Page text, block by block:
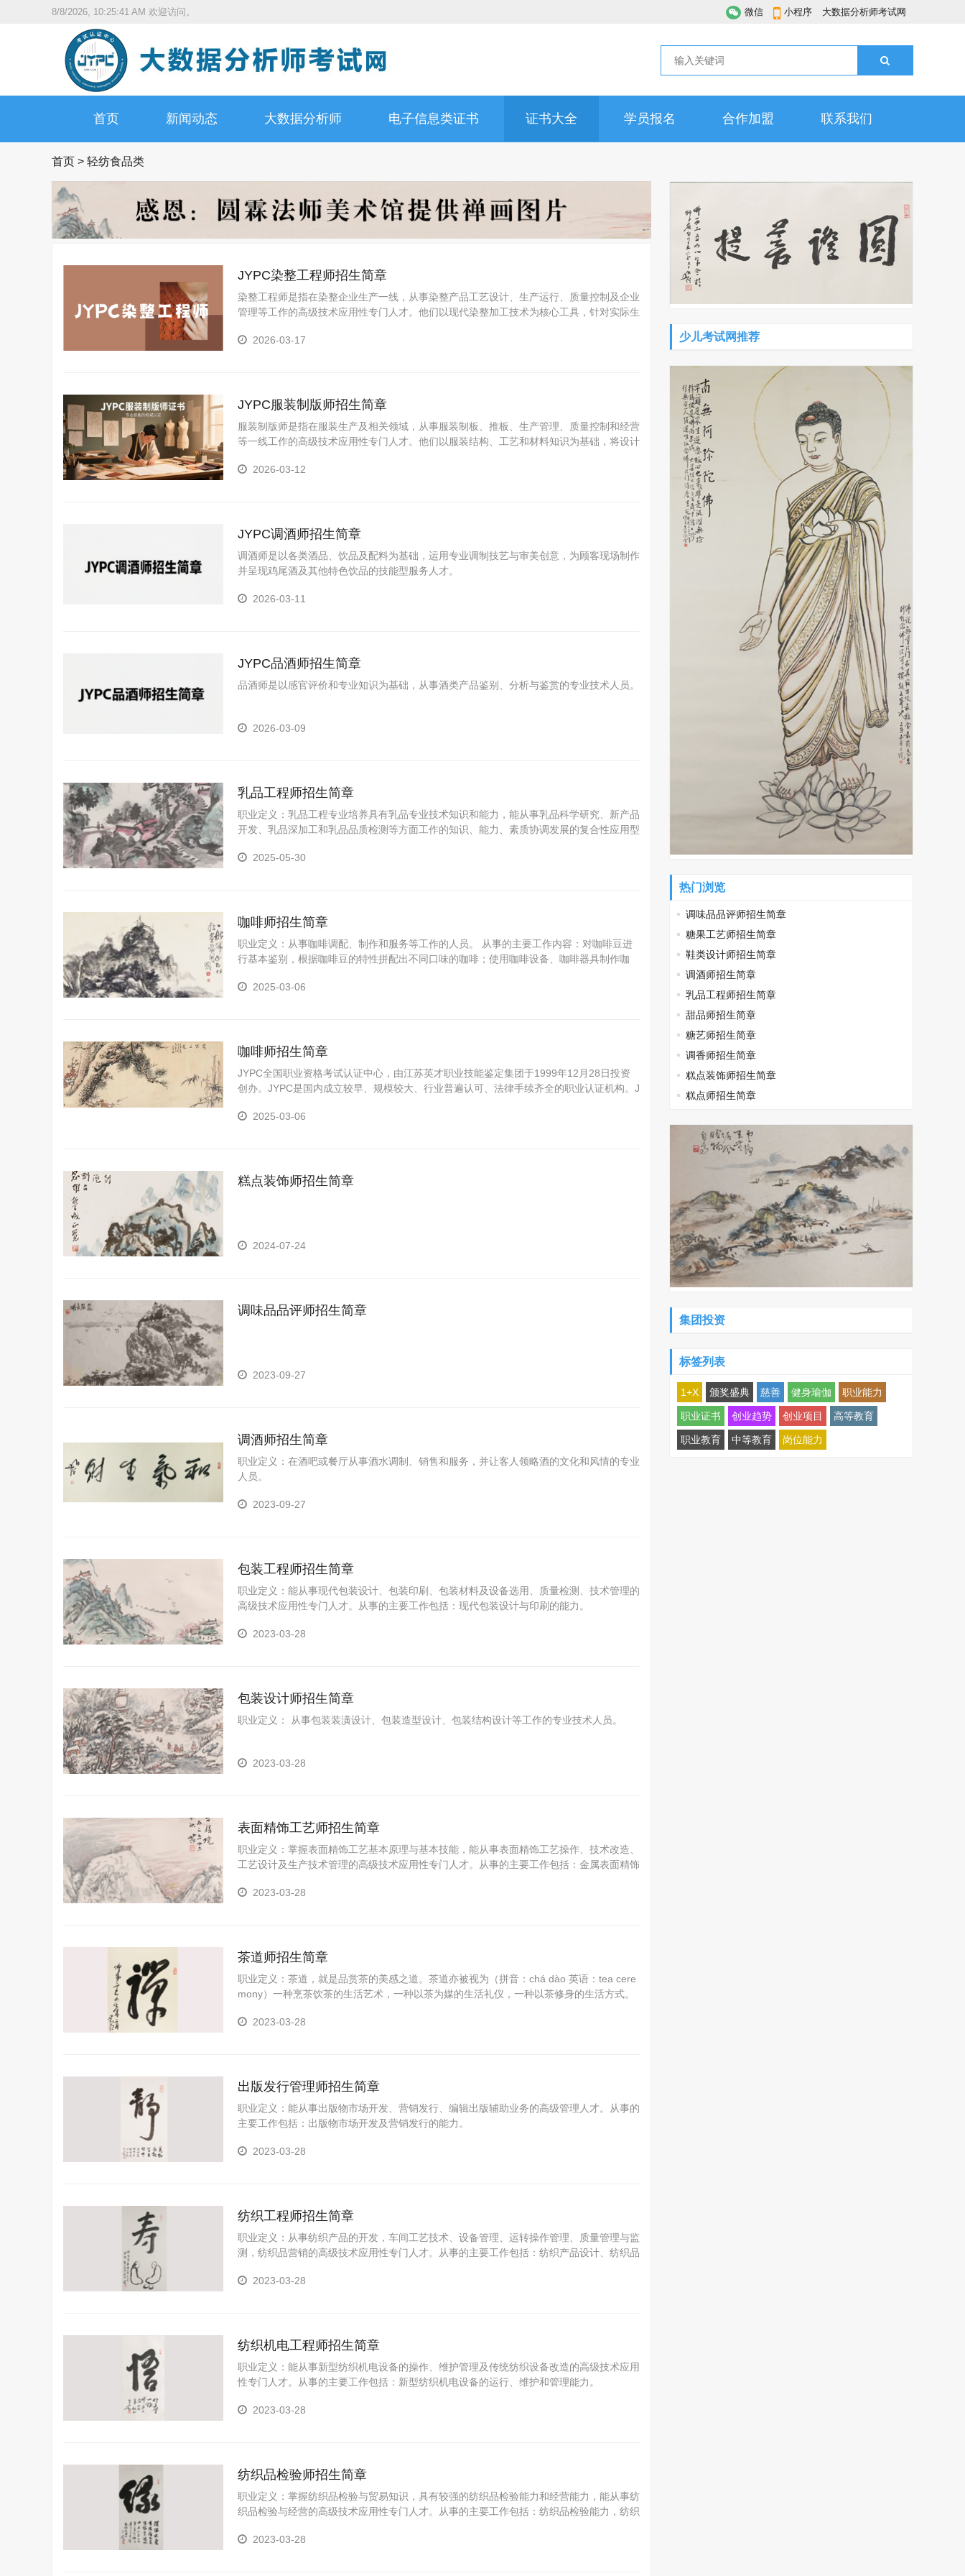
8/8/2026, 10:25:42 AM 欢迎访问。 微信 小程序 大数据分析师考试网
首页 新闻动态 大数据分析师 电子信息类证书 证书大全 学员报名 合作加盟 联系我们
首页 > 轻纺食品类
JYPC染整工程师招生简章
染整工程师是指在染整企业生产一线，从事染整产品工艺设计、生产运行、质量控制及企业
管理等工作的高级技术应用性专门人才。他们以现代染整加工技术为核心工具，针对实际生
品既符合质量标准，又满足环保与成本要求。
2026-03-17
JYPC服装制版师招生简章
服装制版师是指在服装生产及相关领域，从事服装制板、推板、生产管理、质量控制和经营
等一线工作的高级技术应用性专门人才。他们以服装结构、工艺和材料知识为基础，将设计
构想与成品实现的关键技术环节。
2026-03-12
JYPC调酒师招生简章
调酒师是以各类酒品、饮品及配料为基础，运用专业调制技艺与审美创意，为顾客现场制作
并呈现鸡尾酒及其他特色饮品的技能型服务人才。
2026-03-11
JYPC品酒师招生简章
品酒师是以感官评价和专业知识为基础，从事酒类产品鉴别、分析与鉴赏的专业技术人员。
2026-03-09
乳品工程师招生简章
职业定义：乳品工程专业培养具有乳品专业技术知识和能力，能从事乳品科学研究、新产品
开发、乳品深加工和乳品品质检测等方面工作的知识、能力、素质协调发展的复合性应用型
2025-05-30
咖啡师招生简章
职业定义：从事咖啡调配、制作和服务等工作的人员。 从事的主要工作内容：对咖啡豆进
行基本鉴别，根据咖啡豆的特性拼配出不同口味的咖啡；使用咖啡设备、咖啡器具制作咖
2025-03-06
咖啡师招生简章
JYPC全国职业资格考试认证中心，由江苏英才职业技能鉴定集团于1999年12月28日投资
创办。JYPC是国内成立较早、规模较大、行业普遍认可、法律手续齐全的职业认证机构。J
2025-03-06
糕点装饰师招生简章
2024-07-24
调味品品评师招生简章
2023-09-27
调酒师招生简章
职业定义：在酒吧或餐厅从事酒水调制、销售和服务，并让客人领略酒的文化和风情的专业
人员。
2023-09-27
包装工程师招生简章
职业定义：能从事现代包装设计、包装印刷、包装材料及设备选用、质量检测、技术管理的
高级技术应用性专门人才。从事的主要工作包括：现代包装设计与印刷的能力。
2023-03-28
包装设计师招生简章
职业定义： 从事包装装潢设计、包装造型设计、包装结构设计等工作的专业技术人员。
2023-03-28
表面精饰工艺师招生简章
职业定义：掌握表面精饰工艺基本原理与基本技能，能从事表面精饰工艺操作、技术改造、
工艺设计及生产技术管理的高级技术应用性专门人才。从事的主要工作包括：金属表面精饰
2023-03-28
茶道师招生简章
职业定义：茶道，就是品赏茶的美感之道。茶道亦被视为（拼音：chá dào 英语：tea cere
mony）一种烹茶饮茶的生活艺术，一种以茶为媒的生活礼仪，一种以茶修身的生活方式。
式。喝茶能静心、静神，有助于陶冶情操、去除杂念，这与提倡“清静、恬澹”的东方哲学思
2023-03-28
出版发行管理师招生简章
职业定义：能从事出版物市场开发、营销发行、编辑出版辅助业务的高级管理人才。从事的
主要工作包括：出版物市场开发及营销发行的能力。
2023-03-28
纺织工程师招生简章
职业定义：从事纺织产品的开发，车间工艺技术、设备管理、运转操作管理、质量管理与监
测，纺织品营销的高级技术应用性专门人才。从事的主要工作包括：纺织产品设计、纺织品
2023-03-28
纺织机电工程师招生简章
职业定义：能从事新型纺织机电设备的操作、维护管理及传统纺织设备改造的高级技术应用
性专门人才。从事的主要工作包括：新型纺织机电设备的运行、维护和管理能力。
2023-03-28
纺织品检验师招生简章
职业定义：掌握纺织品检验与贸易知识，具有较强的纺织品检验能力和经营能力，能从事纺
织品检验与经营的高级技术应用性专门人才。从事的主要工作包括：纺织品检验能力，纺织
2023-03-28
少儿考试网推荐
热门浏览
调味品品评师招生简章
糖果工艺师招生简章
鞋类设计师招生简章
调酒师招生简章
乳品工程师招生简章
甜品师招生简章
糖艺师招生简章
调香师招生简章
糕点装饰师招生简章
糕点师招生简章
集团投资
标签列表
1+X 颁奖盛典 慈善 健身瑜伽 职业能力
职业证书 创业趋势 创业项目 高等教育
职业教育 中等教育 岗位能力